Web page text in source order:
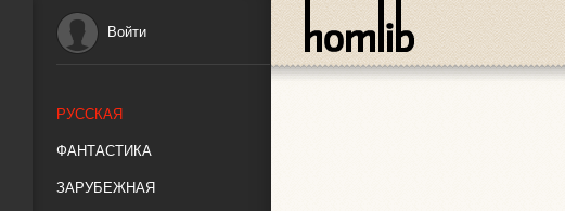
Войти
РУССКАЯ
ФАНТАСТИКА
ЗАРУБЕЖНАЯ